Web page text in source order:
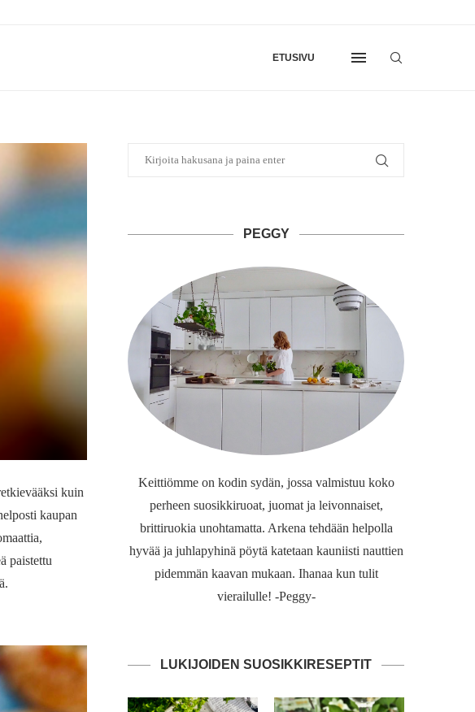
ETUSIVU
kuin
kaupan
paistettu
PEGGY
Keittiömme on kodin sydän, jossa valmistuu koko
perheen suosikkiruoat, juomat ja leivonnaiset,
brittiruokia unohtamatta. Arkena tehdään helpolla
hyvää ja juhlapyhinä pöytä katetaan kauniisti nauttien
pidemmän kaavan mukaan. Ihanaa kun tulit
vierailulle! -Peggy-
LUKIJOIDEN SUOSIKKIRESEPTIT